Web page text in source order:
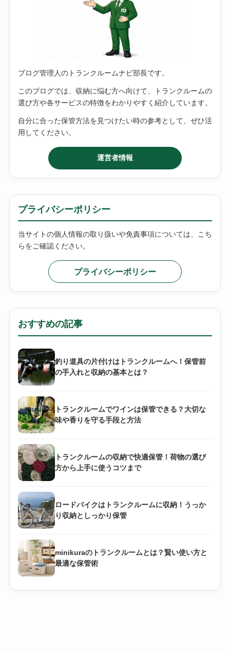
ブログ管理人のトランクルームナビ部長です。
このブログでは、収納に悩む方へ向けて、トランクルームの
選び方や各サービスの特徴をわかりやすく紹介しています。
自分に合った保管方法を見つけたい時の参考として、ぜひ活
用してください。
運営者情報
プライバシーポリシー
当サイトの個人情報の取り扱いや免責事項については、こち
らをご確認ください。
プライバシーポリシー
おすすめの記事
釣り道具の片付けはトランクルームへ！保管前
の手入れと収納の基本とは？
トランクルームでワインは保管できる？大切な
味や香りを守る手段と方法
トランクルームの収納で快適保管！荷物の選び
方から上手に使うコツまで
ロードバイクはトランクルームに収納！うっか
り収納としっかり保管
minikuraのトランクルームとは？賢い使い方と
最適な保管術